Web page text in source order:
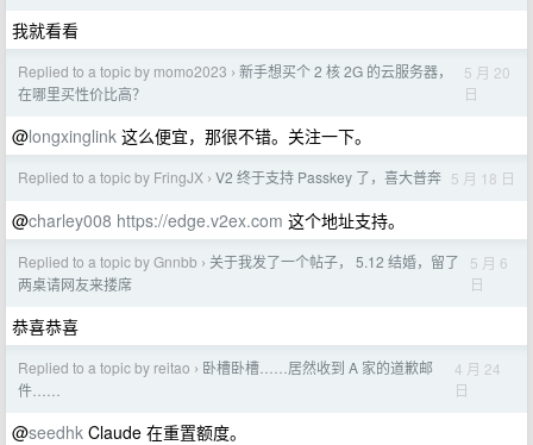
我就看看
Replied to a topic by momo2023 › 新手想买个 2 核 2G 的云服务器，
在哪里买性价比高？
5 月 20
日
@longxinglink 这么便宜，那很不错。关注一下。
Replied to a topic by FringJX › V2 终于支持 Passkey 了，喜大普奔 5 月 18 日
@charley008 https://edge.v2ex.com 这个地址支持。
Replied to a topic by Gnnbb › 关于我发了一个帖子， 5.12 结婚，留了
两桌请网友来搂席
5 月 6
日
恭喜恭喜
Replied to a topic by reitao › 卧槽卧槽……居然收到 A 家的道歉邮
件……
4 月 24
日
@seedhk Claude 在重置额度。